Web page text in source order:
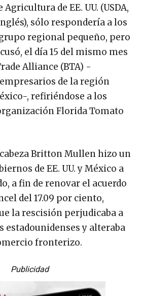
de EE. UU. (USDA,
sólo respondería a los
regional pequeño, pero
el día 15 del mismo mes
Alliance (BTA) -
de la región
, refiriéndose a los
Florida Tomato
Britton Mullen hizo un
de EE. UU. y México a
a fin de renovar el acuerdo
del 17.09 por ciento,
la rescisión perjudicaba a
estadounidenses y alteraba
fronterizo.
Publicidad